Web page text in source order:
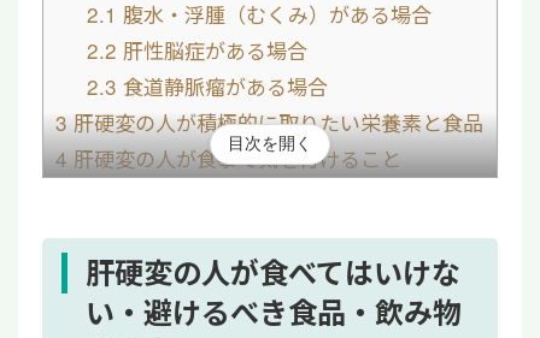
2.1 腹水・浮腫（むくみ）がある場合
2.2 肝性脳症がある場合
2.3 食道静脈瘤がある場合
3肝硬変の人が積極的に取りたい栄養素と食品
4肝硬変の人が食事で気を付けること
目次を開く
肝硬変の人が食べてはいけな
い・避けるべき食品・飲み物